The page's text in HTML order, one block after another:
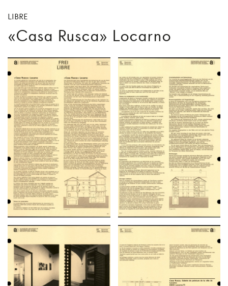
LIBRE
«Casa Rusca» Locarno